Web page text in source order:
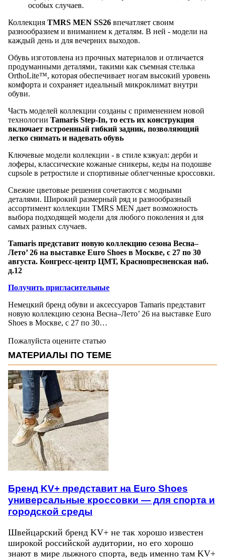
особых случаев.
Коллекция TMRS MEN SS26 впечатляет своим
разнообразием и вниманием к деталям. В ней - модели на
каждый день и для вечерних выходов.
Обувь изготовлена из прочных материалов и отличается
продуманными деталями, такими как съемная стелька
OrthoLite™, которая обеспечивает ногам высокий уровень
комфорта и сохраняет идеальный микроклимат внутри
обуви.
Часть моделей коллекции созданы с применением новой
технологии Tamaris Step-In, то есть их конструкция
включает встроенный гибкий задник, позволяющий
легко снимать и надевать обувь
Ключевые модели коллекции - в стиле кэжуал: дерби и
лоферы, классические кожаные сникеры, кеды на подошве
cupsole в ретростиле и спортивные облегченные кроссовки.
Свежие цветовые решения сочетаются с модными
деталями. Широкий размерный ряд и разнообразный
ассортимент коллекции TMRS MEN дает возможность
выбора подходящей модели для любого поколения и для
самых разных случаев.
Tamaris представит новую коллекцию сезона Весна–
Лето’ 26 на выставке Euro Shoes в Москве, с 27 по 30
августа. Конгресс-центр ЦМТ, Краснопресненская наб.
д.12
Получить пригласительные
Немецкий бренд обуви и аксессуаров Tamaris представит
новую коллекцию сезона Весна–Лето’ 26 на выставке Euro
Shoes в Москве, с 27 по 30…
Пожалуйста оцените статью
МАТЕРИАЛЫ ПО ТЕМЕ
Бренд KV+ представит на Euro Shoes
универсальные кроссовки — для спорта и
городской среды
Швейцарский бренд KV+ не так хорошо известен
широкой российской аудитории, но его хорошо
знают в мире лыжного спорта, ведь именно там KV+